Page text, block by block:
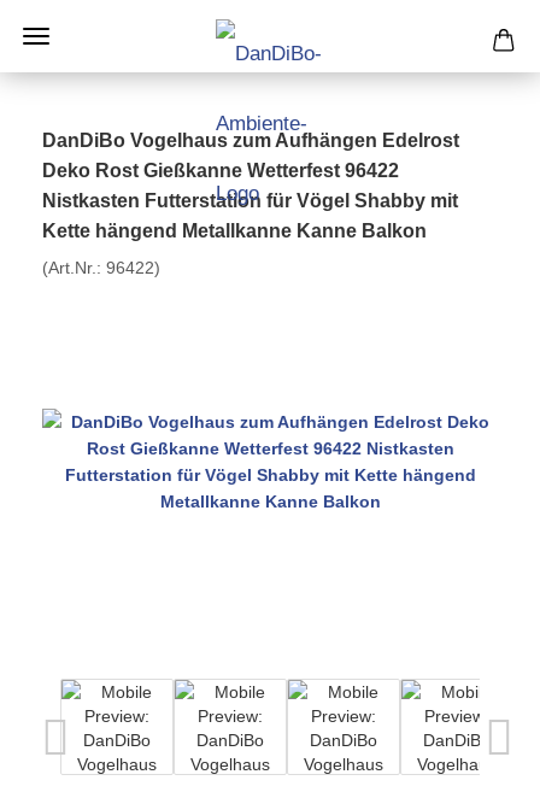
DanDiBo Vogelhaus zum Aufhängen Edelrost
Deko Rost Gießkanne Wetterfest 96422
Nistkasten Futterstation für Vögel Shabby mit
Kette hängend Metallkanne Kanne Balkon
(Art.Nr.: 96422)